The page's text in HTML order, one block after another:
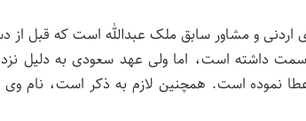
و مشاور سابق ملک عبدالله است که قبل از
داشته است، اما ولی عهد سعودی به دلیل
نموده است. همچنین لازم به ذکر است، نام